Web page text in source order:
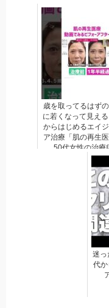
歳を取ってるはず
に若くなって見え
からはじめるエイ
ア治療「肌の再生医
50代女性の治療
迷っ
代